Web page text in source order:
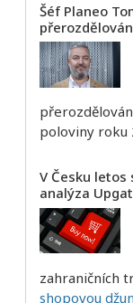
Šéf Planeo
poloviny roku
V Česku letos
analýza
zahraničních
shopovou